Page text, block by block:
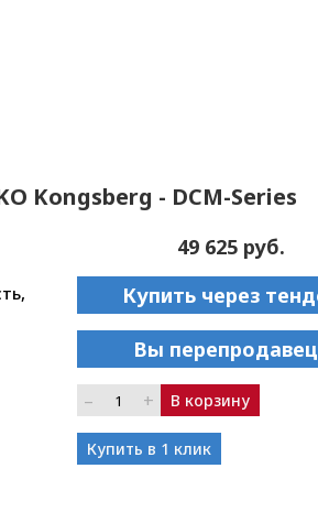
Kongsberg - DCM-Series
49 625 руб.
Купить через
Вы
– + В корзину
Купить в 1 клик